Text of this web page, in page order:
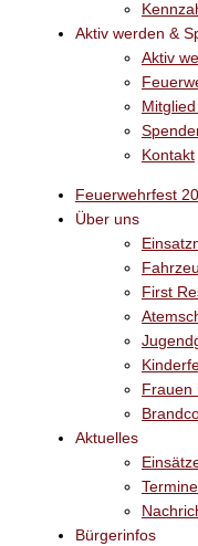
Aktiv werden &
Aktiv
Kontakt
Feuerwehrfest
Über uns
First
Frauen
Aktuelles
Bürgerinfos